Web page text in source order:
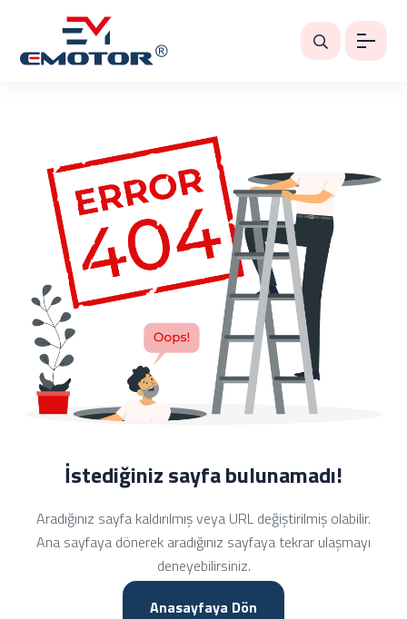
İstediğiniz sayfa bulunamadı!
Aradığınız sayfa kaldırılmış veya URL değiştirilmiş olabilir.
Ana sayfaya dönerek aradığınız sayfaya tekrar ulaşmayı
deneyebilirsiniz.
Anasayfaya Dön